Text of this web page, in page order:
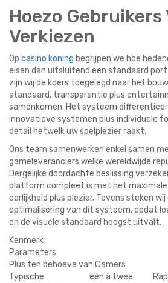
Hoezo Gebruikers
Verkiezen
Op casino koning begrijpen we hoe
eisen dan uitsluitend een standaard
zijn wij de koers toegelegd naar het
standaard, transparantie plus
samenkomen. Het systeem
innovatieve systemen plus individuele
detail hetwelk uw spelplezier raakt.
Ons team samenwerken enkel samen
gameleveranciers welke wereldwijde
Dergelijke doordachte beslissing
platform compleet is met het
eerlijkheid plus plezier. Tevens steken
optimalisering van dit systeem, opdat
en de visuele standaard hoogst uitvalt.
Kenmerk
Parameters
Plus ten behoeve van Gamers
Typische
één à twee